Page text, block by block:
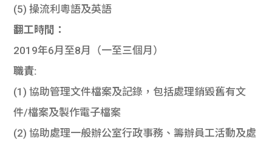
(5) 操流利粵語及英語
翻工時間：
2019年6月至8月（一至三個月）
職責:
(1) 協助管理文件檔案及記錄，包括處理銷毀舊有文
件/檔案及製作電子檔案
(2) 協助處理一般辦公室行政事務、籌辦員工活動及處